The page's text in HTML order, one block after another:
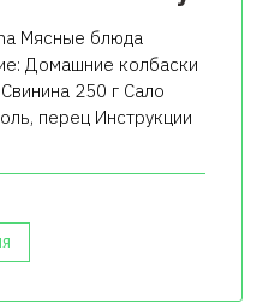
Мясные блюда
Домашние колбаски
250 г Сало
перец Инструкции